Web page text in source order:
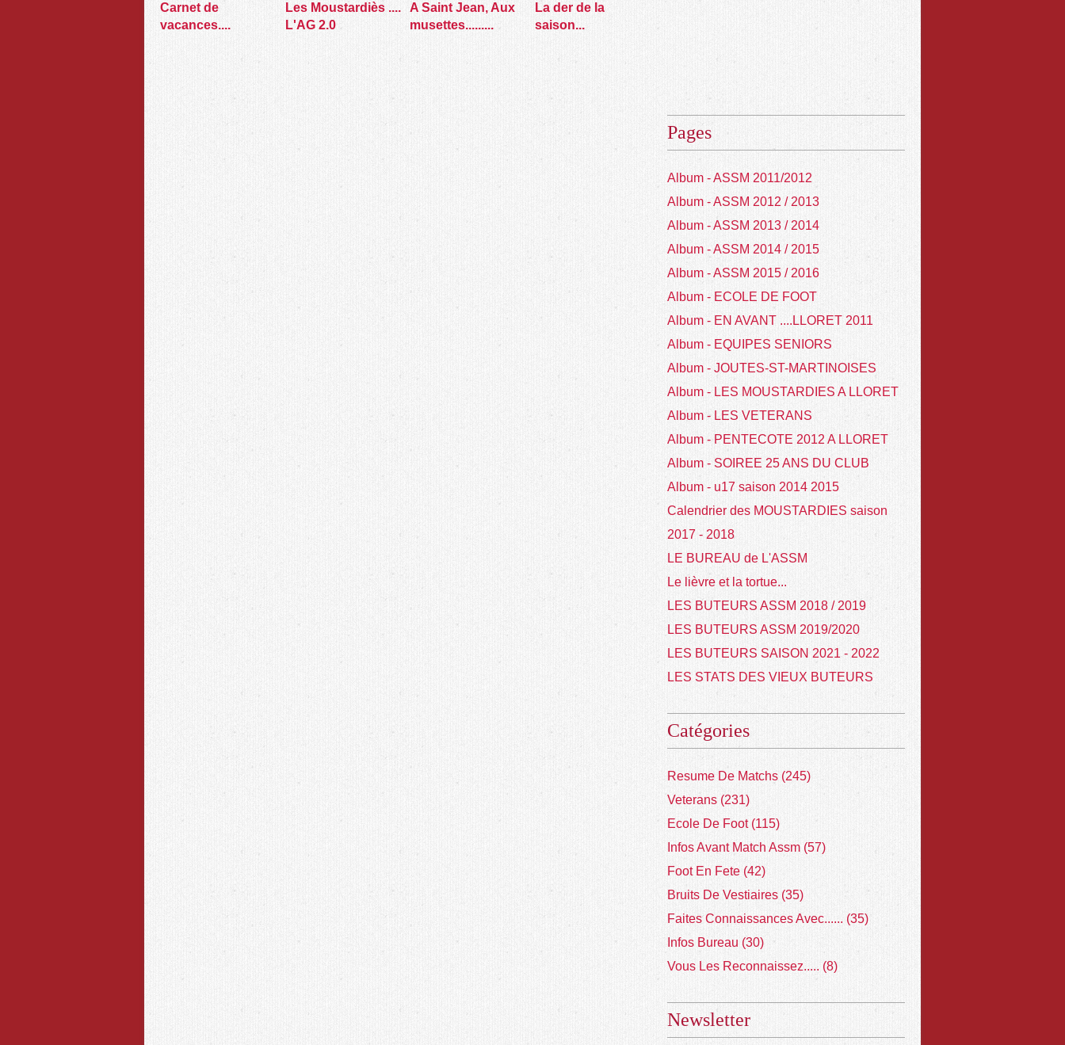
Carnet de
vacances....
Les Moustardiès ....
L'AG 2.0
A Saint Jean, Aux
musettes.........
La der de la
saison...
Pages
Album - ASSM 2011/2012
Album - ASSM 2012 / 2013
Album - ASSM 2013 / 2014
Album - ASSM 2014 / 2015
Album - ASSM 2015 / 2016
Album - ECOLE DE FOOT
Album - EN AVANT ....LLORET 2011
Album - EQUIPES SENIORS
Album - JOUTES-ST-MARTINOISES
Album - LES MOUSTARDIES A LLORET
Album - LES VETERANS
Album - PENTECOTE 2012 A LLORET
Album - SOIREE 25 ANS DU CLUB
Album - u17 saison 2014 2015
Calendrier des MOUSTARDIES saison
2017 - 2018
LE BUREAU de L'ASSM
Le lièvre et la tortue...
LES BUTEURS ASSM 2018 / 2019
LES BUTEURS ASSM 2019/2020
LES BUTEURS SAISON 2021 - 2022
LES STATS DES VIEUX BUTEURS
Catégories
Resume De Matchs (245)
Veterans (231)
Ecole De Foot(115)
Infos Avant Match Assm (57)
Foot En Fete (42)
Bruits De Vestiaires (35)
Faites Connaissances Avec...... (35)
Infos Bureau (30)
Vous Les Reconnaissez..... (8)
Newsletter